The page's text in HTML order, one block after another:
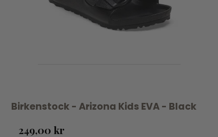
Birkenstock - Arizona Kids EVA - Black
249,00 kr